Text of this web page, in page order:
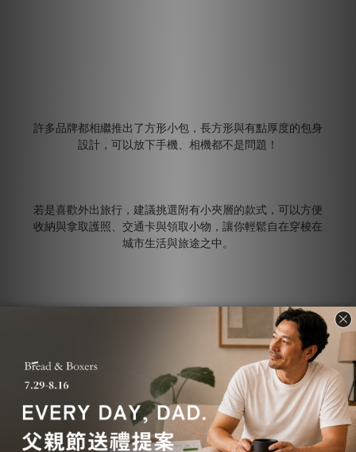
許多品牌都相繼推出了方形小包，長方形與有點厚度的包身
設計，可以放下手機、相機都不是問題！
若是喜歡外出旅行，建議挑選附有小夾層的款式，可以方便
收納與拿取護照、交通卡與領取小物，讓你輕鬆自在穿梭在
城市生活與旅途之中。